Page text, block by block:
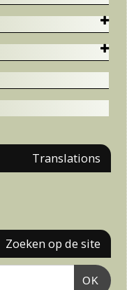
Translations
Zoeken op de site
OK